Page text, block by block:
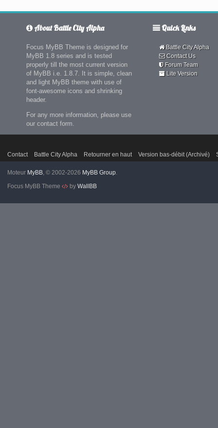
About Battle City Alpha
Focus MyBB Theme is designed for
MyBB 1.8 series and is tested
properly till the most current version
of MyBB i.e. 1.8.7. It is simple, clean
and light MyBB theme with use of
font-awesome icons and shrinking
header.
For any more information, please use
our contact form.
Quick Links
Battle City Alpha
Contact Us
Forum Team
Lite Version
Contact Battle City Alpha Retourner en haut Version bas-débit (Archivé)
Moteur MyBB, © 2002-2026 MyBB Group.
Focus MyBB Theme
by WallBB